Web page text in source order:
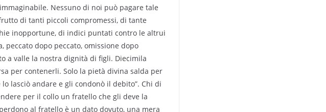
Nessuno di noi può pagare tale
di tanti piccoli compromessi, di tante
inopportune, di indici puntati contro le altrui
peccato dopo peccato, omissione dopo
a valle la nostra dignità di figli. Diecimila
per contenerli. Solo la pietà divina salda per
lasciò andare e gli condonò il debito”. Chi di
per il collo un fratello che gli deve la
al fratello è un dato dovuto, una mera